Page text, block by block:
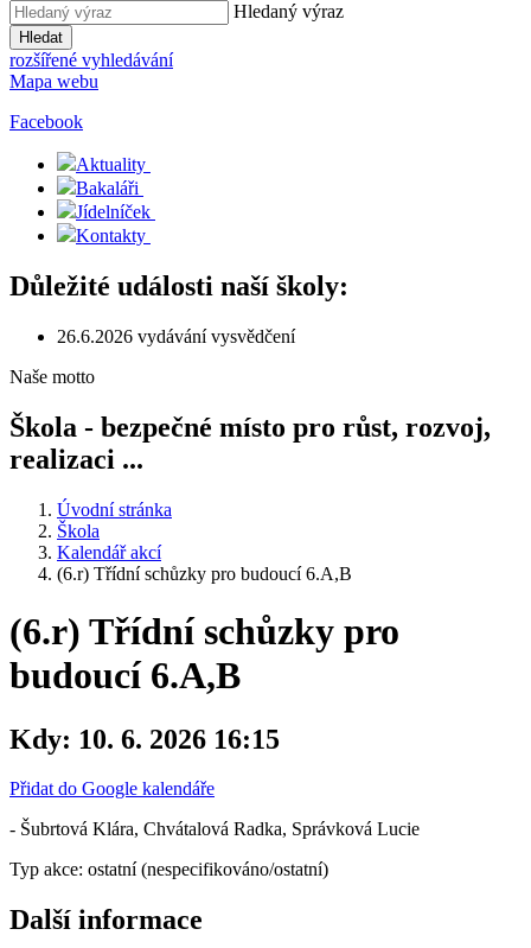
Hledaný výraz
Hledat
rozšířené vyhledávání
Mapa webu
Facebook
Aktuality
Bakaláři
Jídelníček
Kontakty
Důležité události naší školy:
26.6.2026 vydávání vysvědčení
Naše motto
Škola - bezpečné místo pro růst, rozvoj,
realizaci ...
Úvodní stránka
Škola
Kalendář akcí
(6.r) Třídní schůzky pro budoucí 6.A,B
(6.r) Třídní schůzky pro
budoucí 6.A,B
Kdy: 10. 6. 2026 16:15
Přidat do Google kalendáře
- Šubrtová Klára, Chvátalová Radka, Správková Lucie
Typ akce: ostatní (nespecifikováno/ostatní)
Další informace